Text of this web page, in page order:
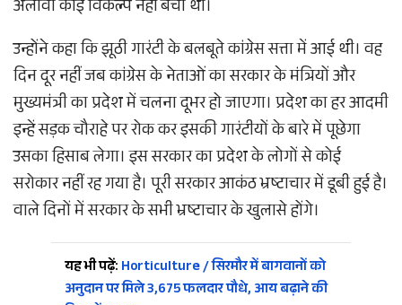
अलावा कोई विकल्प नहीं बचा था।
उन्होंने कहा कि झूठी गारंटी के बलबूते कांग्रेस सत्ता में आई थी। वह
दिन दूर नहीं जब कांग्रेस के नेताओं का सरकार के मंत्रियों और
मुख्यमंत्री का प्रदेश में चलना दूभर हो जाएगा। प्रदेश का हर आदमी
इन्हें सड़क चौराहे पर रोक कर इसकी गारंटीयों के बारे में पूछेगा
उसका हिसाब लेगा। इस सरकार का प्रदेश के लोगों से कोई
सरोकार नहीं रह गया है। पूरी सरकार आकंठ भ्रष्टाचार में डूबी हुई है।
वाले दिनों में सरकार के सभी भ्रष्टाचार के खुलासे होंगे।
यह भी पढ़ें: Horticulture / सिरमौर में बागवानों को
अनुदान पर मिले 3,675 फलदार पौधे, आय बढ़ाने की